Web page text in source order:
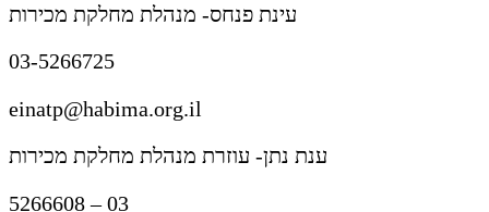
עינת פנחס- מנהלת מחלקת מכירות
03-5266725
einatp@habima.org.il
ענת נתן- עוזרת מנהלת מחלקת מכירות
5266608 – 03